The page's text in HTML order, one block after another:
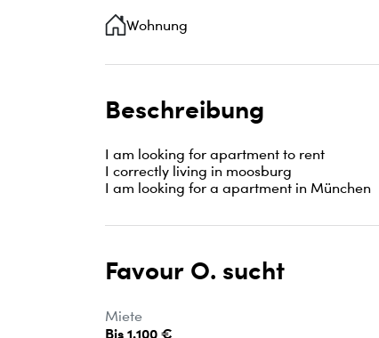
Wohnung
Beschreibung
I am looking for apartment to rent
I correctly living in moosburg
I am looking for a apartment in München
Favour O. sucht
Miete
Bis 1.100 €